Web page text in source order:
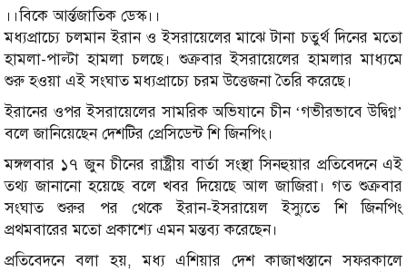
।।বিকে আর্ন্তজাতিক ডেস্ক।।
মধ্যপ্রাচ্যে চলমান ইরান ও ইসরায়েলের মাঝে টানা চতুর্থ দিনের মতো
হামলা-পাল্টা হামলা চলছে। শুক্রবার ইসরায়েলের হামলার মাধ্যমে
শুরু হওয়া এই সংঘাত মধ্যপ্রাচ্যে চরম উত্তেজনা তৈরি করেছে।
ইরানের ওপর ইসরায়েলের সামরিক অভিযানে চীন ‘গভীরভাবে উদ্বিগ্ন’
বলে জানিয়েছেন দেশটির প্রেসিডেন্ট শি জিনপিং।
মঙ্গলবার ১৭ জুন চীনের রাষ্ট্রীয় বার্তা সংস্থা সিনহুয়ার প্রতিবেদনে এই
তথ্য জানানো হয়েছে বলে খবর দিয়েছে আল জাজিরা। গত শুক্রবার
সংঘাত শুরুর পর থেকে ইরান-ইসরায়েল ইস্যুতে শি জিনপিং
প্রথমবারের মতো প্রকাশ্যে এমন মন্তব্য করেছেন।
প্রতিবেদনে বলা হয়, মধ্য এশিয়ার দেশ কাজাখস্তানে সফরকালে